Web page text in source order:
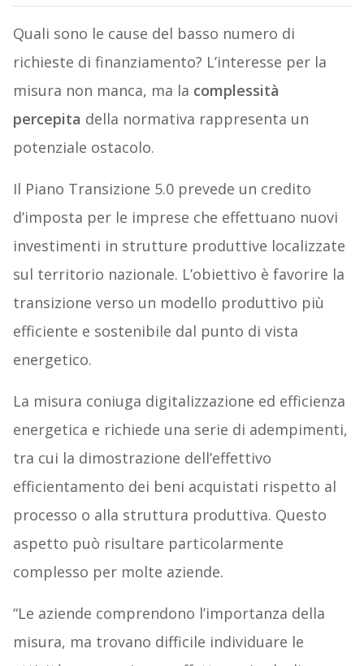
Quali sono le cause del basso numero di
richieste di finanziamento? L’interesse per la
misura non manca, ma la complessità
percepita della normativa rappresenta un
potenziale ostacolo.
Il Piano Transizione 5.0 prevede un credito
d’imposta per le imprese che effettuano nuovi
investimenti in strutture produttive localizzate
sul territorio nazionale. L’obiettivo è favorire la
transizione verso un modello produttivo più
efficiente e sostenibile dal punto di vista
energetico.
La misura coniuga digitalizzazione ed efficienza
energetica e richiede una serie di adempimenti,
tra cui la dimostrazione dell’effettivo
efficientamento dei beni acquistati rispetto al
processo o alla struttura produttiva. Questo
aspetto può risultare particolarmente
complesso per molte aziende.
“Le aziende comprendono l’importanza della
misura, ma trovano difficile individuare le